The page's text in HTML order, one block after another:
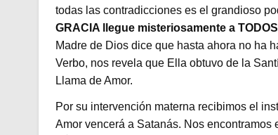
todas las contradicciones es el grandioso
GRACIA llegue misteriosamente a
Madre de Dios dice que hasta ahora no ha
Verbo, nos revela que Ella obtuvo de la
Llama de Amor.
Por su intervención materna recibimos el
Amor vencerá a Satanás. Nos encontramos